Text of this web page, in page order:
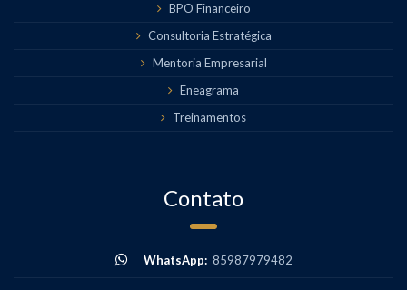
BPO Financeiro
Consultoria Estratégica
Mentoria Empresarial
Eneagrama
Treinamentos
Contato
WhatsApp: 85987979482